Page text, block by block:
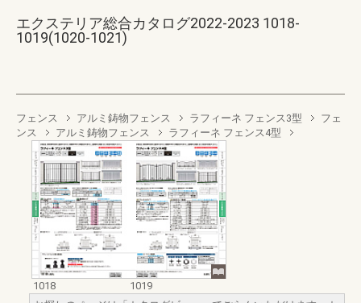
エクステリア総合カタログ2022-2023 1018-
1019(1020-1021)
フェンス アルミ鋳物フェンス ラフィーネ フェンス3型
フェ
ンス
アルミ鋳物フェンス ラフィーネ フェンス4型
1018
1019